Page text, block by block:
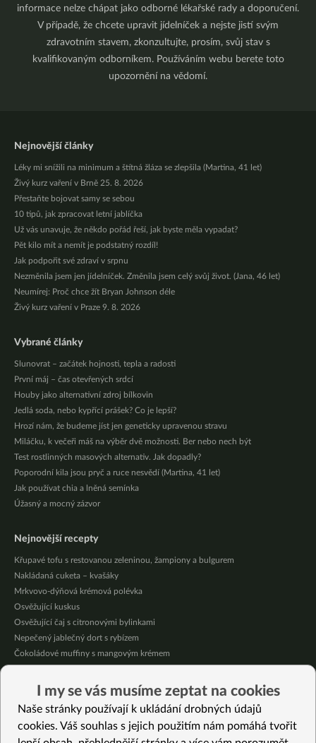
informace nelze chápat jako odborné lékařské rady a doporučení.
V případě, že chcete upravit jídelníček a nejste jistí svým
zdravotním stavem, zkonzultujte, prosím, svůj stav s
kvalifikovaným odborníkem. Používáním webu berete toto
upozornění na vědomí.
Nejnovější články
Léky mi snížili na minimum a štítná žláza se zlepšila (Martina, 41 let)
Živý kurz vaření v Brně 25. 8. 2026
Přestaňte bojovat samy se sebou
10 tipů, jak zpracovat letní jablíčka
Už vás unavuje, že někdo pořád řeší, jak byste měla vypadat?
Pět kilo mít a nemít je podstatný rozdíl!
Jak podpořit své zdraví v srpnu
Nezměnila jsem jen jídelníček. Změnila jsem celý svůj život. (Jana, 46 let)
Neumírej: Proč chce žít Bryan Johnson déle
Živý kurz vaření v Praze 9. 8. 2026
Vybrané články
Slunovrat – začátek hojnosti, tepla a radosti
První máj – čas otevřených srdcí
Houby jako alternativní zdroj bílkovin
Jedlá soda, nebo kypřící prášek? Co je lepší?
Hrozí nám, že budeme jíst jen geneticky upravenou stravu
Miláčku, k večeři máš na výběr dvě možnosti. Ber nebo nech být
Test rostlinných masových alternativ. Jak dopadly?
Poporodní kila jsou pryč a ruce nesvědí (Martina, 41 let)
Jak používat chia a lněná semínka
Úžasný a mocný zázvor
Nejnovější recepty
Křupavé tofu s restovanou zeleninou, žampiony a bulgurem
Nakládaná cuketa – kvašáky
Mrkvovo-dýňová krémová polévka
Osvěžující kuskus
Osvěžující čaj s citronovými bylinkami
Nepečený jablečný dort s rybízem
Čokoládové muffiny s mangovým krémem
Krémová zeleninová polévka s koprem a vločkami
Celozrnná rýže basmati se zeleninou
I my se vás musíme zeptat na cookies
Naše stránky používají k ukládání drobných údajů
cookies. Váš souhlas s jejich použitím nám pomáhá tvořit